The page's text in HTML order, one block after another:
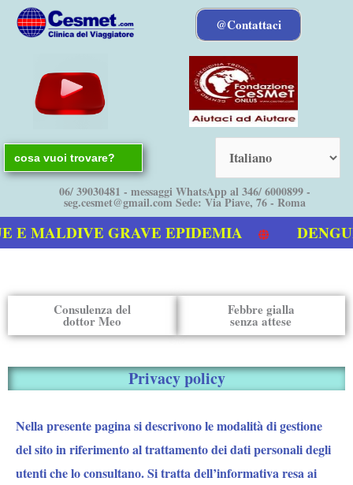
@Contattaci
Search
for:
06/ 39030481 - messaggi WhatsApp al 346/ 6000899 -
seg.cesmet@gmail.com Sede: Via Piave, 76 - Roma
MALDIVE GRAVE EPIDEMIA
DENGUE
Consulenza del
dottor Meo
Febbre gialla
senza attese
Privacy policy
Nella presente pagina si descrivono le modalità di gestione
del sito in riferimento al trattamento dei dati personali degli
utenti che lo consultano. Si tratta dell’informativa resa ai